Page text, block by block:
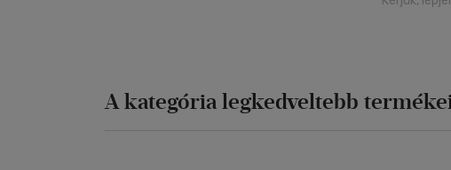
A kategória legkedveltebb